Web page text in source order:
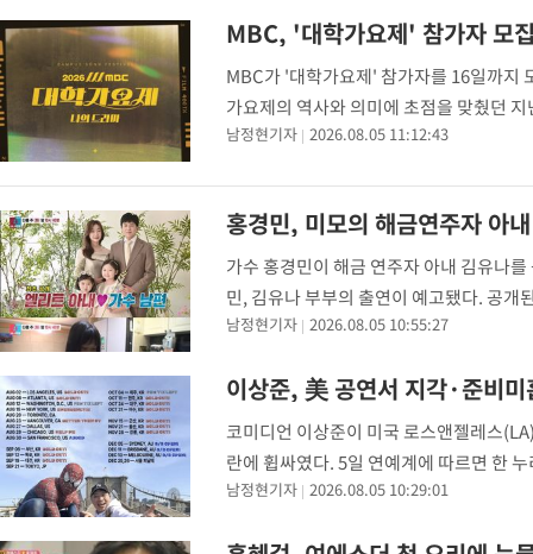
-13095초 전 >[속보]전남광주 초대 시민추천 부시장에 백승주·윤난실
-10656초 전 >서울 열대야 15일째 지속…비공식 '초열대야' 30도 넘어
-9223초 전 >[속보]코스닥, 2.15포인트(0.27%) 내린 797.44 출발
-9206초 전 >[속보]코스피, 119.51포인트(1.81%) 내린 6478.75 개장
-5653초 전 > 6월 경상수지 497.3억 달러…두 달 연속 사상 최대
-5604초 전 >서울 낮 39도 '폭염중대경보'…40도 관측 가능성도
-2966초 전 >미 워싱턴주 스포캔 시의 통제불능 3개 산불, 방화선 일부 구축
1시간 전 >[속보] 호르무즈 해협 이란-오만 협상 기대속 뉴욕증시 혼조 마감
0.49%↑
1시간 전 >[속보] 이란 대통령 "지금 최고지도자와 소통하기가 매우 어려워"
3년 인터뷰
6시간 전 >[속보] "이란-오만, 호르무즈 해협 통행 항로 합의" 이란 외무부 대
MBC, '대학가요제' 참가자 모
MBC가 '대학가요제' 참가자를 16일까지
가요제의 역사와 의미에 초점을 맞췄던
중한다. '스쳐 지나가는 청춘의 한 장면,
남정현기자 2026.08.05 11:12:43
홍경민, 미모의 해금연주자 아
가수 홍경민이 해금 연주자 아내 김유나
민, 김유나 부부의 출연이 예고됐다. 공개
로 시작됐다. 딸 라원이는 능숙한 솜씨로
남정현기자 2026.08.05 10:55:27
이상준, 美 공연서 지각·준비
코미디언 이상준이 미국 로스앤젤레스
란에 휩싸였다. 5일 연예계에 따르면 한
3700원)에 관람했다며 "오늘 공연인데 (
남정현기자 2026.08.05 10:29:01